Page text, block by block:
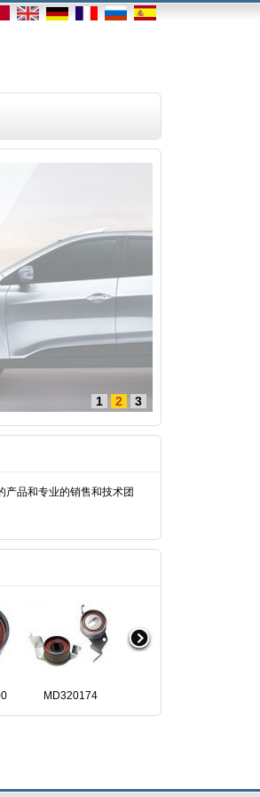
1 2 3
品和专业的销售和技术团
MD320174